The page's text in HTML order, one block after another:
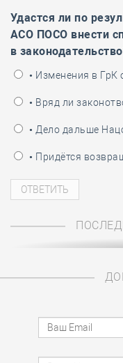
Удастся ли по
АСО ПОСО внести
в
• Изменения в ГрК
• Вряд ли
• Дело дальше
• Придётся